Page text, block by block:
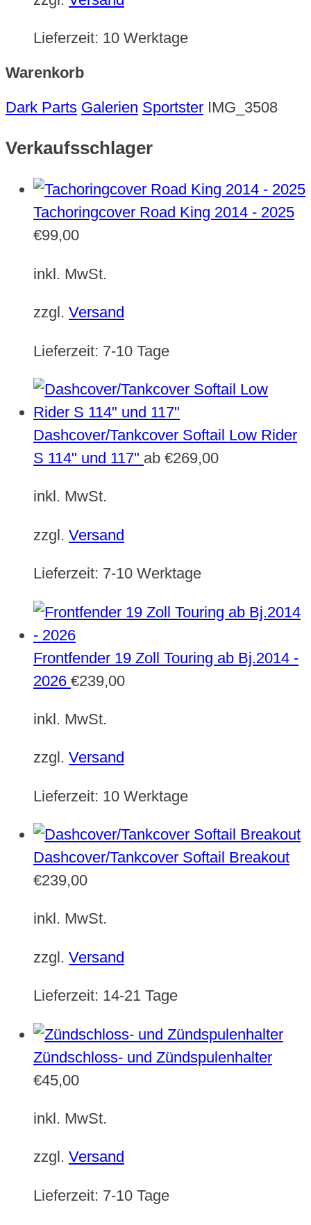
Lieferzeit: 10 Werktage
Warenkorb
Dark Parts Galerien Sportster IMG_3508
Verkaufsschlager
Tachoringcover Road King 2014 - 2025
€99,00
inkl. MwSt.
zzgl. Versand
Lieferzeit: 7-10 Tage
Dashcover/Tankcover Softail Low Rider
S 114" und 117" ab €269,00
inkl. MwSt.
zzgl. Versand
Lieferzeit: 7-10 Werktage
Frontfender 19 Zoll Touring ab Bj.2014 -
2026 €239,00
inkl. MwSt.
zzgl. Versand
Lieferzeit: 10 Werktage
Dashcover/Tankcover Softail Breakout
€239,00
inkl. MwSt.
zzgl. Versand
Lieferzeit: 14-21 Tage
Zündschloss- und Zündspulenhalter
€45,00
inkl. MwSt.
zzgl. Versand
Lieferzeit: 7-10 Tage